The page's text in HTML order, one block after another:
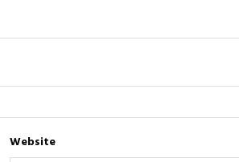
Website